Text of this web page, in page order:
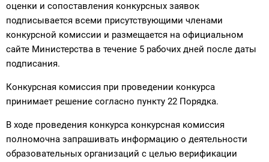
оценки и сопоставления конкурсных заявок
подписывается всеми присутствующими членами
конкурсной комиссии и размещается на официальном
сайте Министерства в течение 5 рабочих дней после даты
подписания.
Конкурсная комиссия при проведении конкурса
принимает решение согласно пункту 22 Порядка.
В ходе проведения конкурса конкурсная комиссия
полномочна запраши­вать информацию о деятельности
образовательных организаций с целью вери­фикации